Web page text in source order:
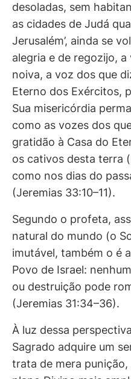
desoladas, sem
as cidades de Judá
Jerusalém’, ainda se
alegria e de regozijo,
noiva, a voz dos que
Eterno dos Exércitos,
Sua misericórdia
como as vozes dos
gratidão à Casa do
os cativos desta terra
como nos dias do
(Jeremias 33:10–11).
Segundo o profeta,
natural do mundo (o
imutável, também o é
Povo de Israel:
ou destruição pode
(Jeremias 31:34–36).
À luz dessa
Sagrado adquire um
trata de mera